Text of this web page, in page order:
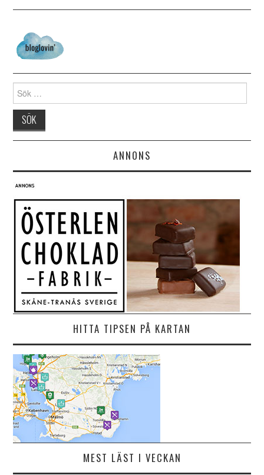
Search for:
ANNONS
HITTA TIPSEN PÅ KARTAN
MEST LÄST I VECKAN